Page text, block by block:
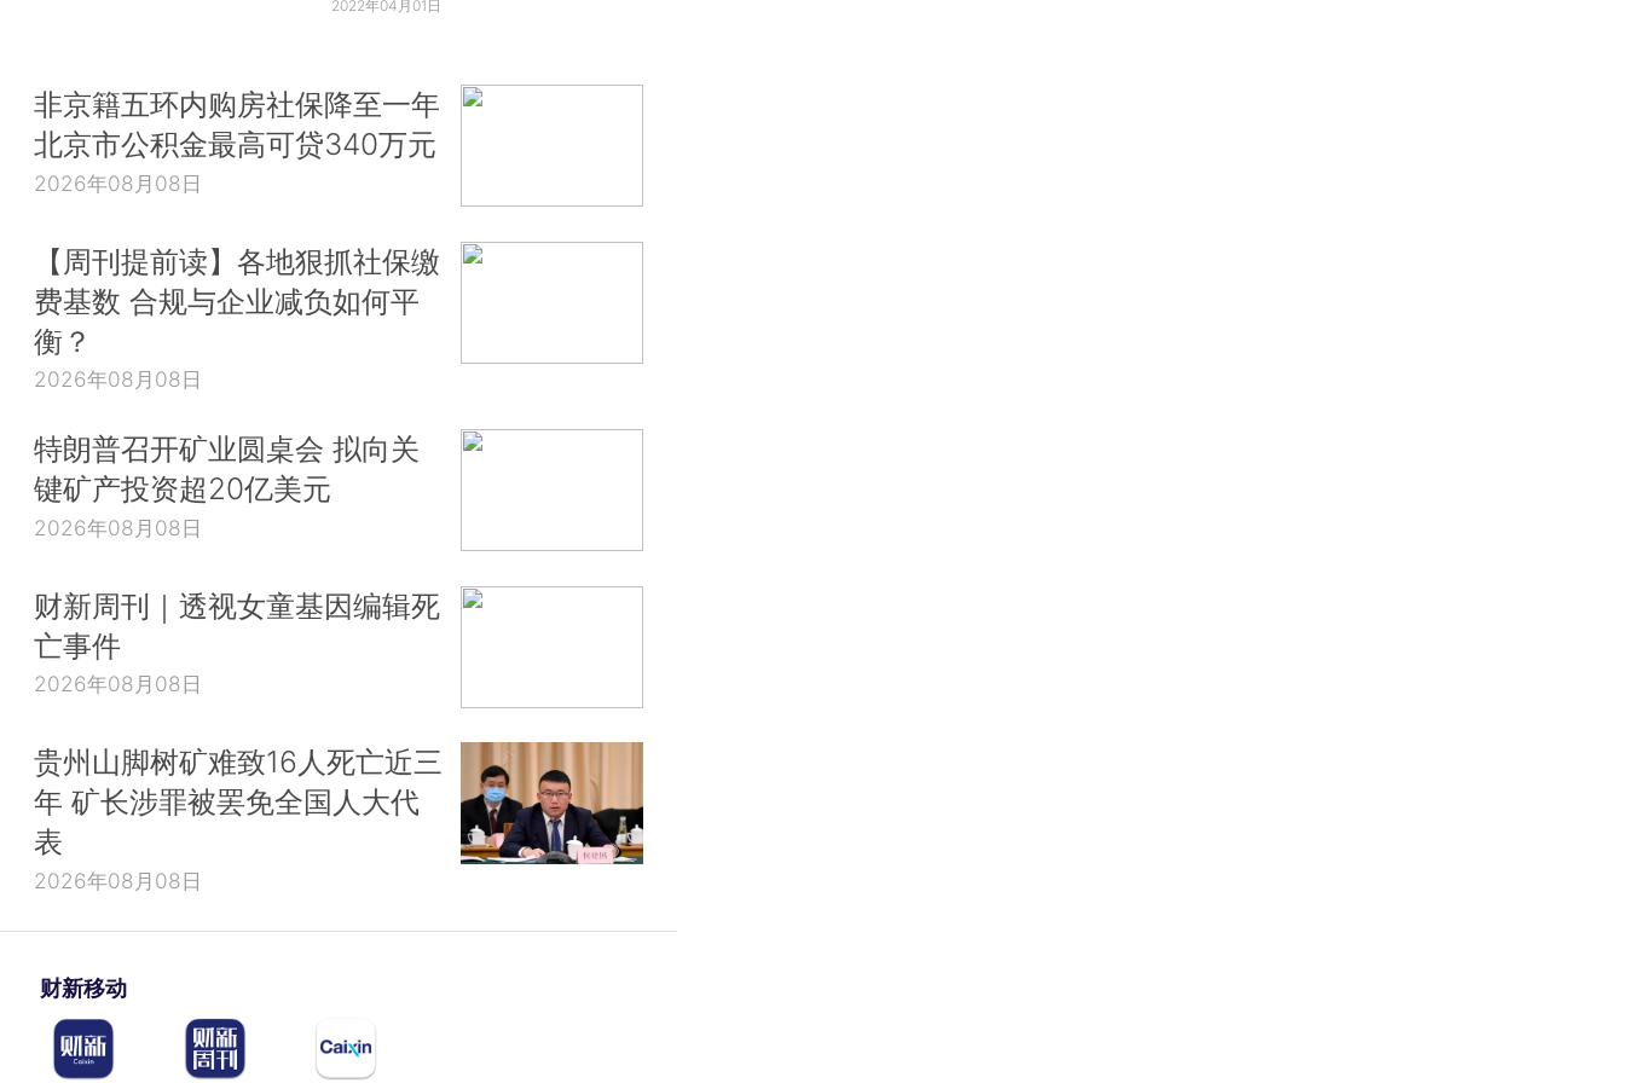
2022年04月01日
非京籍五环内购房社保降至一年
北京市公积金最高可贷340万元
2026年08月08日
【周刊提前读】各地狠抓社保缴
费基数 合规与企业减负如何平
衡？
2026年08月08日
特朗普召开矿业圆桌会 拟向关
键矿产投资超20亿美元
2026年08月08日
财新周刊｜透视女童基因编辑死
亡事件
2026年08月08日
贵州山脚树矿难致16人死亡近三
年 矿长涉罪被罢免全国人大代
表
2026年08月08日
财新移动